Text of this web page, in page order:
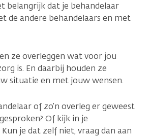
belangrijk dat je behandelaar
de andere behandelaars en met
ze overleggen wat voor jou
is. En daarbij houden ze
situatie en met jouw wensen.
of zo’n overleg er geweest
Of kijk in je
je dat zelf niet, vraag dan aan